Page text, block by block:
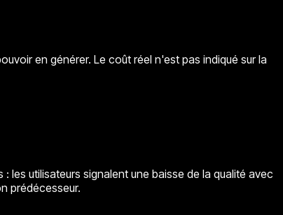
en générer. Le coût réel n'est pas indiqué sur la
utilisateurs signalent une baisse de la qualité avec
prédécesseur.